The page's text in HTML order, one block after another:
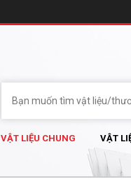
VẬT LIỆU CHUNG VẬT